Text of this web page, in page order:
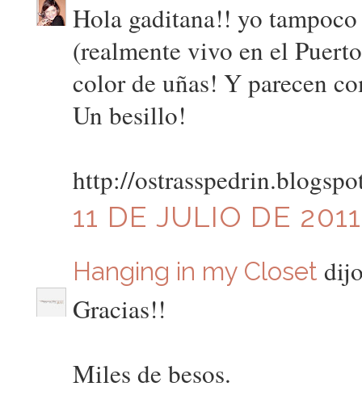
Hola gaditana!! yo
(realmente vivo en el
color de uñas! Y parecen
Un besillo!
http://
11 DE JULIO DE
Hanging in my Closet
Gracias!!
Miles de besos.